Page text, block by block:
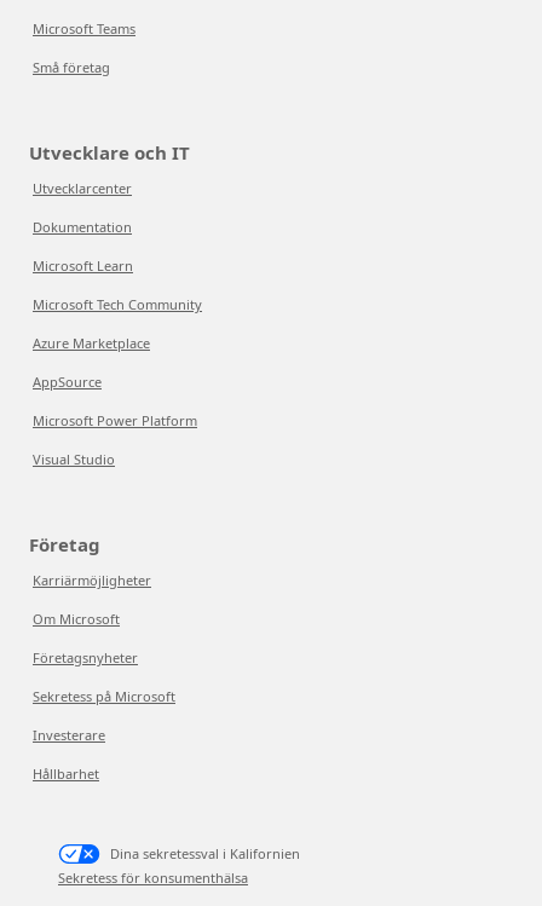
Microsoft Teams
Små företag
Utvecklare och IT
Utvecklarcenter
Dokumentation
Microsoft Learn
Microsoft Tech Community
Azure Marketplace
AppSource
Microsoft Power Platform
Visual Studio
Företag
Karriärmöjligheter
Om Microsoft
Företagsnyheter
Sekretess på Microsoft
Investerare
Hållbarhet
Dina sekretessval i Kalifornien
Sekretess för konsumenthälsa